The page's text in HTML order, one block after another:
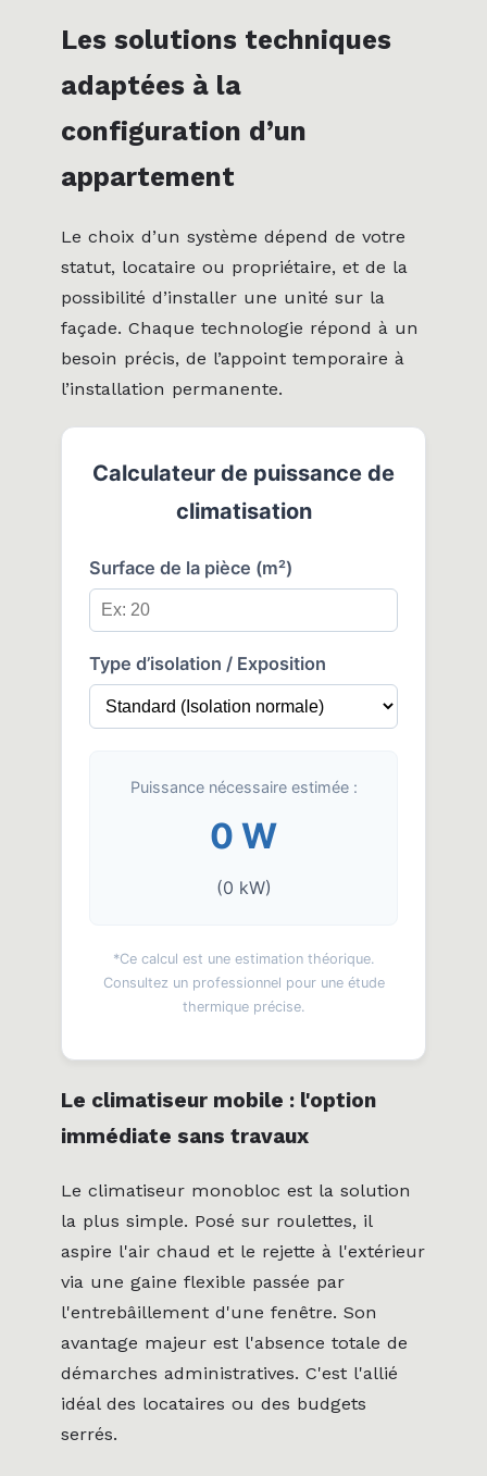
Les solutions techniques
adaptées à la
configuration d’un
appartement
Le choix d’un système dépend de votre
statut, locataire ou propriétaire, et de la
possibilité d’installer une unité sur la
façade. Chaque technologie répond à un
besoin précis, de l’appoint temporaire à
l’installation permanente.
Calculateur de puissance de
climatisation
Surface de la pièce (m²)
Type d’isolation / Exposition
Puissance nécessaire estimée :
0 W
(0 kW)
*Ce calcul est une estimation théorique.
Consultez un professionnel pour une étude
thermique précise.
Le climatiseur mobile : l'option
immédiate sans travaux
Le climatiseur monobloc est la solution
la plus simple. Posé sur roulettes, il
aspire l'air chaud et le rejette à l'extérieur
via une gaine flexible passée par
l'entrebâillement d'une fenêtre. Son
avantage majeur est l'absence totale de
démarches administratives. C'est l'allié
idéal des locataires ou des budgets
serrés.